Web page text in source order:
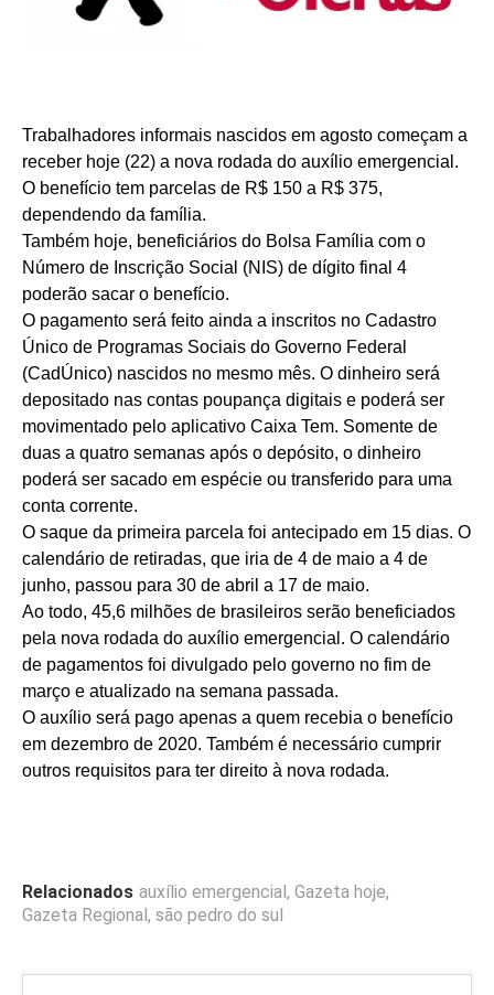
Trabalhadores informais nascidos em agosto começam a
receber hoje (22) a nova rodada do auxílio emergencial.
O benefício tem parcelas de R$ 150 a R$ 375,
dependendo da família.
Também hoje, beneficiários do Bolsa Família com o
Número de Inscrição Social (NIS) de dígito final 4
poderão sacar o benefício.
O pagamento será feito ainda a inscritos no Cadastro
Único de Programas Sociais do Governo Federal
(CadÚnico) nascidos no mesmo mês. O dinheiro será
depositado nas contas poupança digitais e poderá ser
movimentado pelo aplicativo Caixa Tem. Somente de
duas a quatro semanas após o depósito, o dinheiro
poderá ser sacado em espécie ou transferido para uma
conta corrente.
O saque da primeira parcela foi antecipado em 15 dias. O
calendário de retiradas, que iria de 4 de maio a 4 de
junho, passou para 30 de abril a 17 de maio.
Ao todo, 45,6 milhões de brasileiros serão beneficiados
pela nova rodada do auxílio emergencial. O calendário
de pagamentos foi divulgado pelo governo no fim de
março e atualizado na semana passada.
O auxílio será pago apenas a quem recebia o benefício
em dezembro de 2020. Também é necessário cumprir
outros requisitos para ter direito à nova rodada.
Relacionados auxílio emergencial , Gazeta hoje,
Gazeta Regional , são pedro do sul